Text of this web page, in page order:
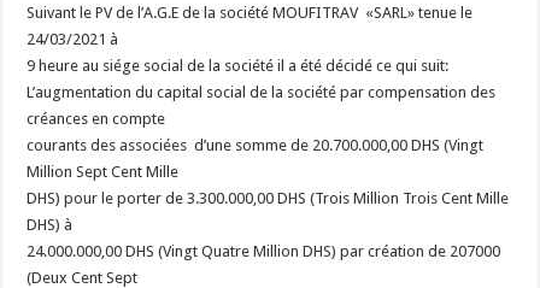
Suivant le PV de l’A.G.E de la société MOUFITRAV «SARL» tenue le
24/03/2021 à
9 heure au siége social de la société il a été décidé ce qui suit:
L’augmentation du capital social de la société par compensation des
créances en compte
courants des associées d’une somme de 20.700.000,00 DHS (Vingt
Million Sept Cent Mille
DHS) pour le porter de 3.300.000,00 DHS (Trois Million Trois Cent Mille
DHS) à
24.000.000,00 DHS (Vingt Quatre Million DHS) par création de 207000
(Deux Cent Sept